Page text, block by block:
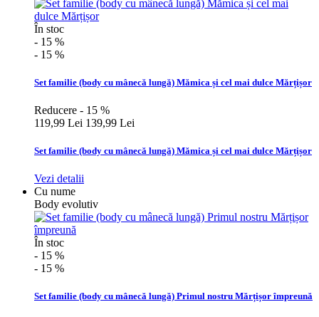
În stoc
- 15 %
- 15 %
Set familie (body cu mânecă lungă) Mămica și cel mai dulce Mărțișor
Reducere - 15 %
119,99 Lei 139,99 Lei
Set familie (body cu mânecă lungă) Mămica și cel mai dulce Mărțișor
Vezi detalii
Cu nume
Body evolutiv
În stoc
- 15 %
- 15 %
Set familie (body cu mânecă lungă) Primul nostru Mărțișor împreună